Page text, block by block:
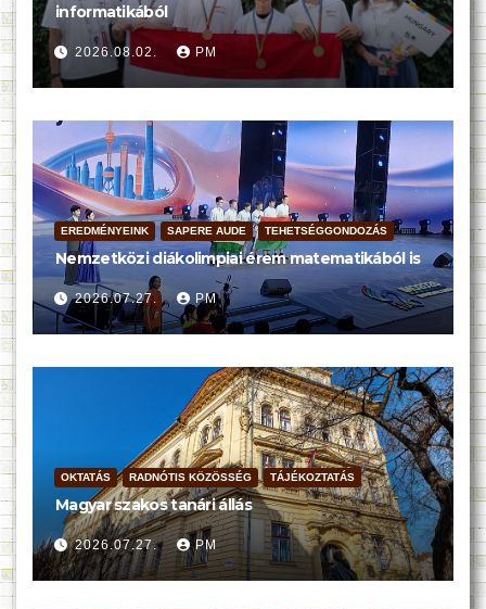
informatikából
2026.08.02. PM
EREDMÉNYEINK SAPERE AUDE TEHETSÉGGONDOZÁS
Nemzetközi diákolimpiai érem matematikából is
2026.07.27. PM
OKTATÁS RADNÓTIS KÖZÖSSÉG TÁJÉKOZTATÁS
Magyar szakos tanári állás
2026.07.27. PM